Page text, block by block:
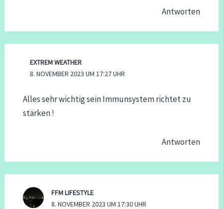
Antworten
EXTREM WEATHER
8. NOVEMBER 2023 UM 17:27 UHR
Alles sehr wichtig sein Immunsystem richtet zu
stärken !
Antworten
FFM LIFESTYLE
8. NOVEMBER 2023 UM 17:30 UHR